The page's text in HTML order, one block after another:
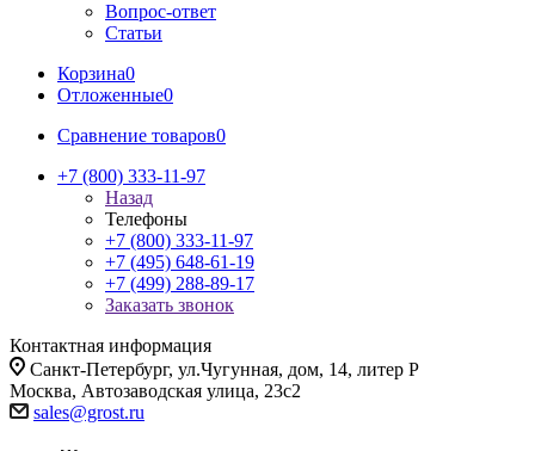
Вопрос-ответ
Статьи
Корзина0
Отложенные0
Сравнение товаров0
+7 (800) 333-11-97
Назад
Телефоны
+7 (800) 333-11-97
+7 (495) 648-61-19
+7 (499) 288-89-17
Заказать звонок
Контактная информация
Санкт-Петербург, ул.Чугунная, дом, 14, литер Р
Москва, Автозаводская улица, 23с2
sales@grost.ru